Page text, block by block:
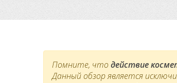
Помните, чтодействие
Данный обзор является